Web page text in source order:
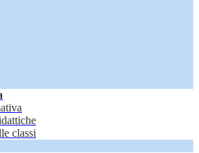
classi